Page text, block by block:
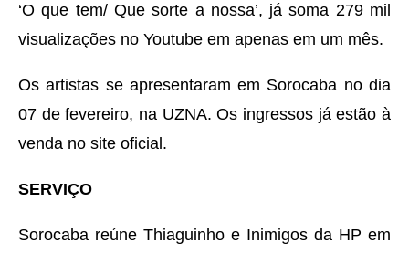
‘O que tem/ Que sorte a nossa’, já soma 279 mil
visualizações no Youtube em apenas em um mês.
Os artistas se apresentaram em Sorocaba no dia
07 de fevereiro, na UZNA. Os ingressos já estão à
venda no site oficial.
SERVIÇO
Sorocaba reúne Thiaguinho e Inimigos da HP em